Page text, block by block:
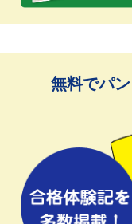
無料でパ